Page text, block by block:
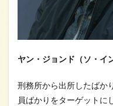
ヤン・ジョンド（ソ・イ
刑務所から出所したばか
員ばかりをターゲットに